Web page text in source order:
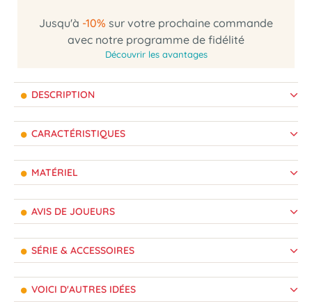
Jusqu'à -10% sur votre prochaine commande
avec notre programme de fidélité
Découvrir les avantages
DESCRIPTION
CARACTÉRISTIQUES
MATÉRIEL
AVIS DE JOUEURS
SÉRIE & ACCESSOIRES
VOICI D'AUTRES IDÉES